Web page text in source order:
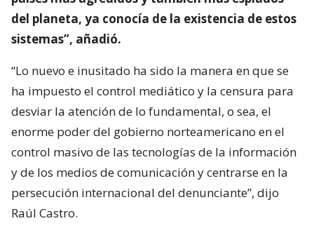
del planeta, ya conocía de la existencia de estos
sistemas”, añadió.
“Lo nuevo e inusitado ha sido la manera en que se
ha impuesto el control mediático y la censura para
desviar la atención de lo fundamental, o sea, el
enorme poder del gobierno norteamericano en el
control masivo de las tecnologías de la información
y de los medios de comunicación y centrarse en la
persecución internacional del denunciante”, dijo
Raúl Castro.